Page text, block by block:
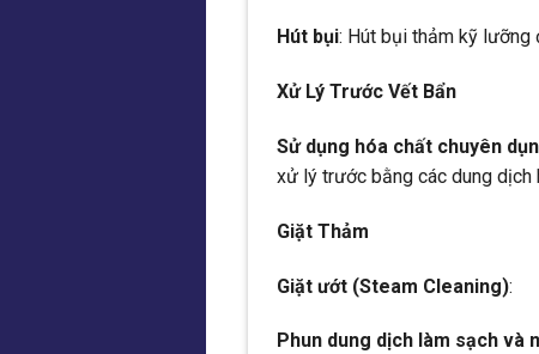
Hút bụi: Hút bụi thảm kỹ
Xử Lý Trước Vết Bẩn
Sử dụng hóa chất chuyên
xử lý trước bằng các dung dịch
Giặt Thảm
Giặt ướt (Steam Cleaning):
Phun dung dịch làm sạch và